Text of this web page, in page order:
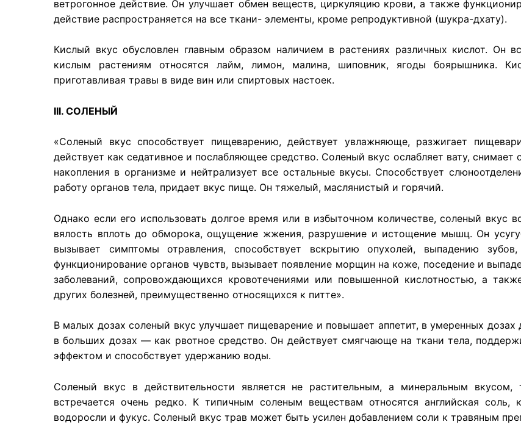
ветрогонное действие. Он улучшает обмен веществ, циркуляцию крови, а также
действие распространяется на все ткани- элементы, кроме репродуктивной (шукра-дхату).
Кислый вкус обусловлен главным образом наличием в растениях различных кислот. Он
кислым растениям относятся лайм, лимон, малина, шиповник, ягоды боярышника.
приготавливая травы в виде вин или спиртовых настоек.
III. СОЛЕНЫЙ
«Соленый вкус способствует пищеварению, действует увлажняюще, разжигает
действует как седативное и послабляющее средство. Соленый вкус ослабляет вату, снимает
накопления в организме и нейтрализует все остальные вкусы. Способствует
работу органов тела, придает вкус пище. Он тяжелый, маслянистый и горячий.
Однако если его использовать долгое время или в избыточном количестве, соленый вкус
вялость вплоть до обморока, ощущение жжения, разрушение и истощение мышц. Он
вызывает симптомы отравления, способствует вскрытию опухолей, выпадению
функционирование органов чувств, вызывает появление морщин на коже, поседение и
заболеваний, сопровождающихся кровотечениями или повышенной кислотностью, а
других болезней, преимущественно относящихся к питте».
В малых дозах соленый вкус улучшает пищеварение и повышает аппетит, в умеренных дозах
в больших дозах — как рвотное средство. Он действует смягчающе на ткани тела,
эффектом и способствует удержанию воды.
Соленый вкус в действительности является не растительным, а минеральным
встречается очень редко. К типичным соленым веществам относятся английская соль,
водоросли и фукус. Соленый вкус трав может быть усилен добавлением соли к травяным